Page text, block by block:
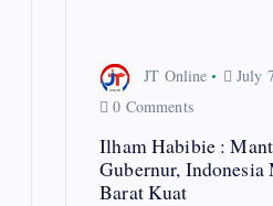
JT Online
July
0 Comments
Ilham Habibie :
Gubernur,
Barat Kuat